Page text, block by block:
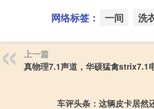
网络标签： 一间 洗
上一篇
真物理7.1声道，华硕猛禽strix7.1
车评头条：这辆皮卡居然